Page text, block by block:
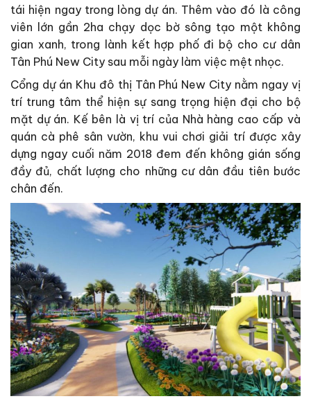
tái hiện ngay trong lòng dự án. Thêm vào đó là công
viên lớn gần 2ha chạy dọc bờ sông tạo một không
gian xanh, trong lành kết hợp phố đi bộ cho cư dân
Tân Phú New City sau mỗi ngày làm việc mệt nhọc.
Cổng dự án Khu đô thị Tân Phú New City nằm ngay vị
trí trung tâm thể hiện sự sang trọng hiện đại cho bộ
mặt dự án. Kế bên là vị trí của Nhà hàng cao cấp và
quán cà phê sân vườn, khu vui chơi giải trí được xây
dựng ngay cuối năm 2018 đem đến không gián sống
đầy đủ, chất lượng cho những cư dân đầu tiên bước
chân đến.